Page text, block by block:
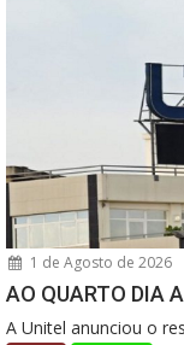
1 de Agosto de 2026
AO QUARTO DIA
A Unitel anunciou o